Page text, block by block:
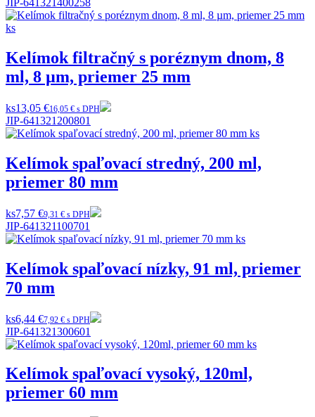
JIP-641321400258
Kelímok filtračný s poréznym dnom, 8
ml, 8 µm, priemer 25 mm
ks13,05 €16,05 € s DPH
JIP-641321200801
Kelímok spaľovací stredný, 200 ml,
priemer 80 mm
ks7,57 €9,31 € s DPH
JIP-641321100701
Kelímok spaľovací nízky, 91 ml, priemer
70 mm
ks6,44 €7,92 € s DPH
JIP-641321300601
Kelímok spaľovací vysoký, 120ml,
priemer 60 mm